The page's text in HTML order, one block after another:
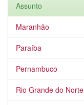
Assunto
Maranhão
Paraíba
Pernambuco
Rio Grande do Norte